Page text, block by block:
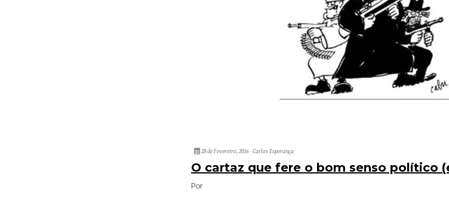
28 de Fevereiro, 2016 Carlos Esperança
O cartaz que fere o bom senso político
Por